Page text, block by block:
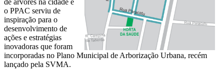
o PPAC serviu de
inspiração para o
desenvolvimento de
ações e estratégias
inovadoras que foram
incorporadas no Plano Municipal de Arborização Urbana, recém
lançado pela SVMA.